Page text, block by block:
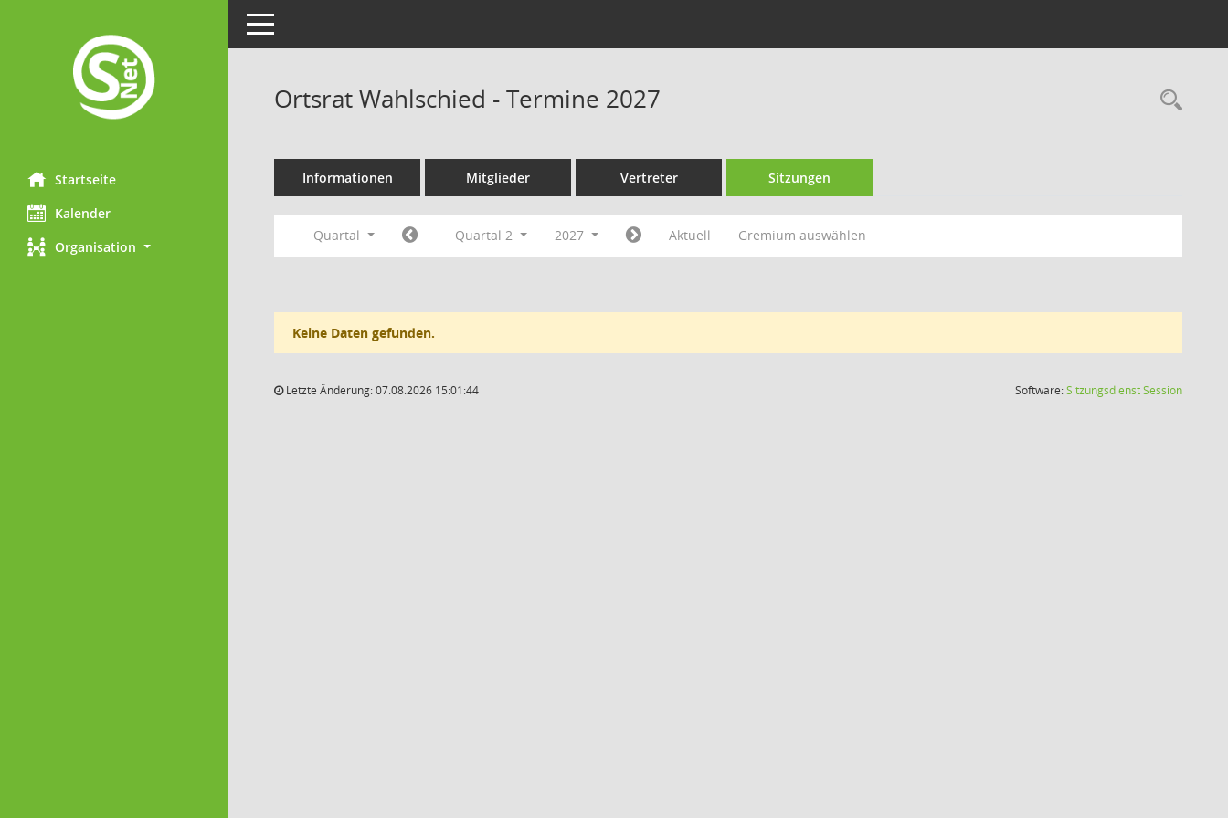
Startseite
Kalender
Organisation
Toggle navigation
Ortsrat Wahlschied - Termine 2027
Informationen Mitglieder Vertreter Sitzungen
Quartal Quartal 2 2027 Aktuell Gremium auswählen
Keine Daten gefunden.
Letzte Änderung: 07.08.2026 15:01:44 Software:SitzungsdienstSession(Wird in